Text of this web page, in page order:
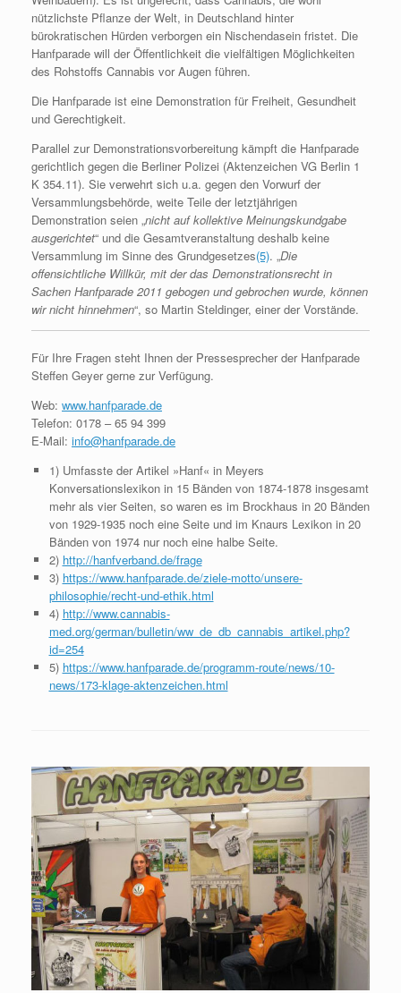
nützlichste Pflanze der Welt, in Deutschland hinter
bürokratischen Hürden verborgen ein Nischendasein fristet. Die
Hanfparade will der Öffentlichkeit die vielfältigen Möglichkeiten
des Rohstoffs Cannabis vor Augen führen.
Die Hanfparade ist eine Demonstration für Freiheit, Gesundheit
und Gerechtigkeit.
Parallel zur Demonstrationsvorbereitung kämpft die Hanfparade
gerichtlich gegen die Berliner Polizei (Aktenzeichen VG Berlin 1
K 354.11). Sie verwehrt sich u.a. gegen den Vorwurf der
Versammlungsbehörde, weite Teile der letztjährigen
Demonstration seien „nicht auf kollektive Meinungskundgabe
ausgerichtet“ und die Gesamtveranstaltung deshalb keine
Versammlung im Sinne des Grundgesetzes(5). „Die
offensichtliche Willkür, mit der das Demonstrationsrecht in
Sachen Hanfparade 2011 gebogen und gebrochen wurde, können
wir nicht hinnehmen“, so Martin Steldinger, einer der Vorstände.
Für Ihre Fragen steht Ihnen der Pressesprecher der Hanfparade
Steffen Geyer gerne zur Verfügung.
Web: www.hanfparade.de
Telefon: 0178 – 65 94 399
E-Mail: info@hanfparade.de
1) Umfasste der Artikel »Hanf« in Meyers
Konversationslexikon in 15 Bänden von 1874-1878 insgesamt
mehr als vier Seiten, so waren es im Brockhaus in 20 Bänden
von 1929-1935 noch eine Seite und im Knaurs Lexikon in 20
Bänden von 1974 nur noch eine halbe Seite.
2) http://hanfverband.de/frage
3) https://www.hanfparade.de/ziele-motto/unsere-
philosophie/recht-und-ethik.html
4) http://www.cannabis-
med.org/german/bulletin/ww_de_db_cannabis_artikel.php?
id=254
5) https://www.hanfparade.de/programm-route/news/10-
news/173-klage-aktenzeichen.html